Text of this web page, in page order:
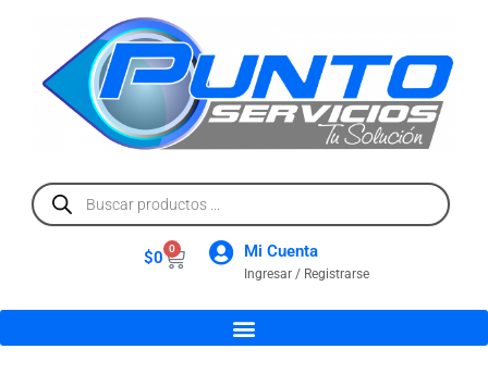
$0 0 Mi Cuenta
Ingresar / Registrarse